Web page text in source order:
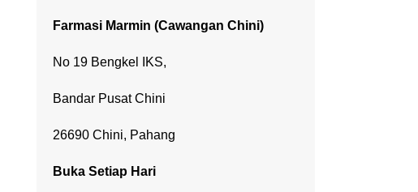
Farmasi Marmin (Cawangan Chini)
No 19 Bengkel IKS,
Bandar Pusat Chini
26690 Chini, Pahang
Buka Setiap Hari